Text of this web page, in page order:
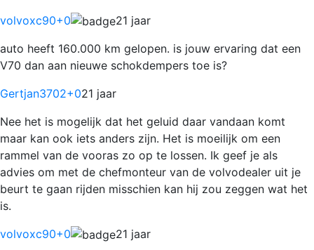
volvoxc90+0
21 jaar
auto heeft 160.000 km gelopen. is jouw ervaring dat een
V70 dan aan nieuwe schokdempers toe is?
Gertjan3702+021 jaar
Nee het is mogelijk dat het geluid daar vandaan komt
maar kan ook iets anders zijn. Het is moeilijk om een
rammel van de vooras zo op te lossen. Ik geef je als
advies om met de chefmonteur van de volvodealer uit je
beurt te gaan rijden misschien kan hij zou zeggen wat het
is.
volvoxc90+0
21 jaar